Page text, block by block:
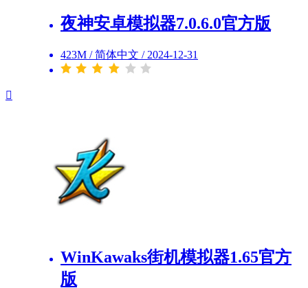
夜神安卓模拟器7.0.6.0官方版
423M / 简体中文 / 2024-12-31
WinKawaks街机模拟器1.65官方
版